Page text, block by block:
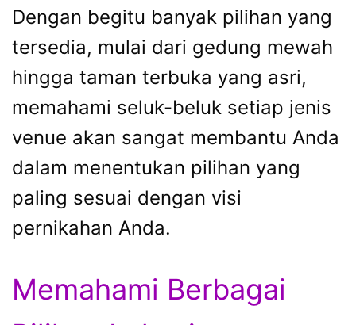
Dengan begitu banyak pilihan yang
tersedia, mulai dari gedung mewah
hingga taman terbuka yang asri,
memahami seluk-beluk setiap jenis
venue akan sangat membantu Anda
dalam menentukan pilihan yang
paling sesuai dengan visi
pernikahan Anda.
Memahami Berbagai